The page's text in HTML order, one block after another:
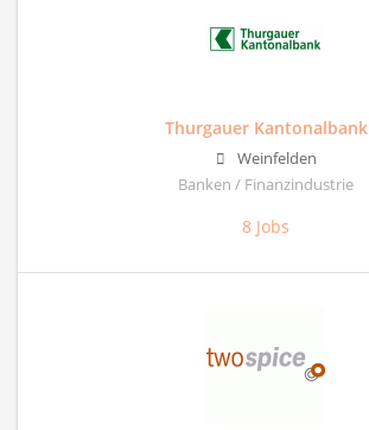
Thurgauer Kantonalbank
Weinfelden
Banken / Finanzindustrie
8 Jobs